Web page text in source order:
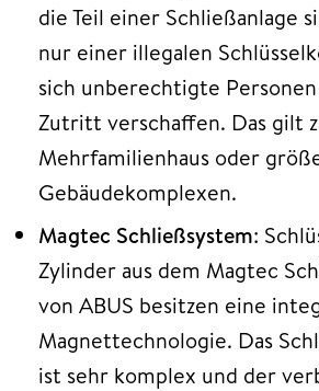
die Teil einer Schließanlage
nur einer illegalen
sich unberechtigte
Zutritt verschaffen. Das gilt
Mehrfamilienhaus oder
Gebäudekomplexen.
Magtec Schließsystem:
Zylinder aus dem Magtec
von ABUS besitzen eine
Magnettechnologie. Das
ist sehr komplex und der